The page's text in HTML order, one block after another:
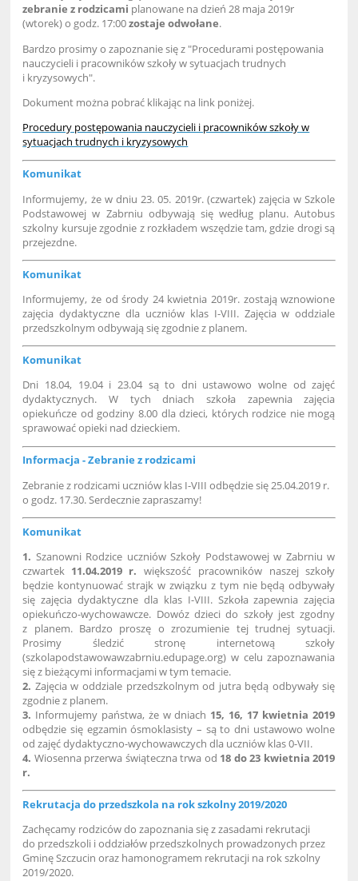
zebranie z rodzicami planowane na dzień 28 maja 2019r
(wtorek) o godz. 17:00zostaje odwołane.
Bardzo prosimy o zapoznanie się z "Procedurami postępowania
nauczycieli i pracowników szkoły w sytuacjach trudnych
i kryzysowych".
Dokument można pobrać klikając na link poniżej.
Procedury postępowania nauczycieli i pracowników szkoły w
sytuacjach trudnych i kryzysowych
Komunikat
Informujemy, że w dniu 23. 05. 2019r. (czwartek) zajęcia w Szkole
Podstawowej w Zabrniu odbywają się według planu. Autobus
szkolny kursuje zgodnie z rozkładem wszędzie tam, gdzie drogi są
przejezdne.
Komunikat
Informujemy, że od środy 24 kwietnia 2019r. zostają wznowione
zajęcia dydaktyczne dla uczniów klas I-VIII. Zajęcia w oddziale
przedszkolnym odbywają się zgodnie z planem.
Komunikat
Dni 18.04, 19.04 i 23.04 są to dni ustawowo wolne od zajęć
dydaktycznych. W tych dniach szkoła zapewnia zajęcia
opiekuńcze od godziny 8.00 dla dzieci, których rodzice nie mogą
sprawować opieki nad dzieckiem.
Informacja - Zebranie z rodzicami
Zebranie z rodzicami uczniów klas I-VIII odbędzie się 25.04.2019 r.
o godz. 17.30. Serdecznie zapraszamy!
Komunikat
1. Szanowni Rodzice uczniów Szkoły Podstawowej w Zabrniu w
czwartek 11.04.2019 r. większość pracowników naszej szkoły
będzie kontynuować strajk w związku z tym nie będą odbywały
się zajęcia dydaktyczne dla klas I-VIII. Szkoła zapewnia zajęcia
opiekuńczo-wychowawcze. Dowóz dzieci do szkoły jest zgodny
z planem. Bardzo proszę o zrozumienie tej trudnej sytuacji.
Prosimy śledzić stronę internetową szkoły
(szkolapodstawowawzabrniu.edupage.org) w celu zapoznawania
się z bieżącymi informacjami w tym temacie.
2. Zajęcia w oddziale przedszkolnym od jutra będą odbywały się
zgodnie z planem.
3. Informujemy państwa, że w dniach 15, 16, 17 kwietnia 2019
odbędzie się egzamin ósmoklasisty – są to dni ustawowo wolne
od zajęć dydaktyczno-wychowawczych dla uczniów klas 0-VII.
4. Wiosenna przerwa świąteczna trwa od 18 do 23 kwietnia 2019
r.
Rekrutacja do przedszkola na rok szkolny 2019/2020
Zachęcamy rodziców do zapoznania się z zasadami rekrutacji
do przedszkoli i oddziałów przedszkolnych prowadzonych przez
Gminę Szczucin oraz hamonogramem rekrutacji na rok szkolny
2019/2020.